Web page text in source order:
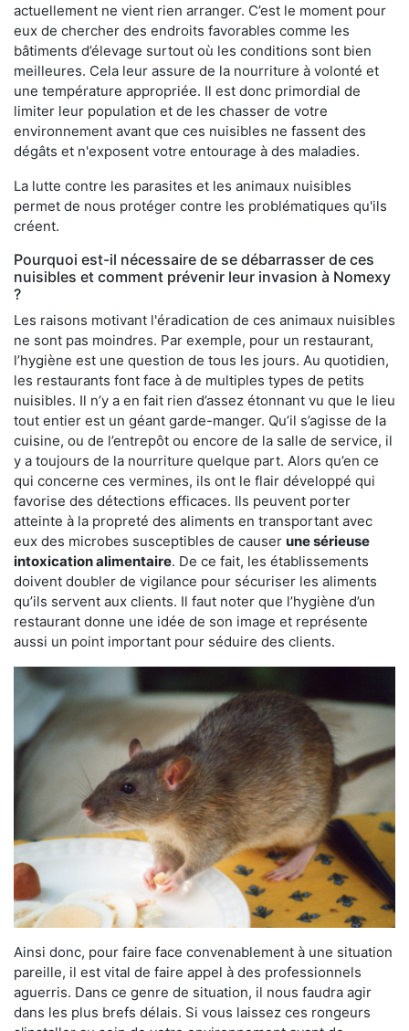
actuellement ne vient rien arranger. C’est le moment pour
eux de chercher des endroits favorables comme les
bâtiments d’élevage surtout où les conditions sont bien
meilleures. Cela leur assure de la nourriture à volonté et
une température appropriée. Il est donc primordial de
limiter leur population et de les chasser de votre
environnement avant que ces nuisibles ne fassent des
dégâts et n'exposent votre entourage à des maladies.
La lutte contre les parasites et les animaux nuisibles
permet de nous protéger contre les problématiques qu'ils
créent.
Pourquoi est-il nécessaire de se débarrasser de ces
nuisibles et comment prévenir leur invasion à Nomexy
?
Les raisons motivant l'éradication de ces animaux nuisibles
ne sont pas moindres. Par exemple, pour un restaurant,
l’hygiène est une question de tous les jours. Au quotidien,
les restaurants font face à de multiples types de petits
nuisibles. Il n’y a en fait rien d’assez étonnant vu que le lieu
tout entier est un géant garde-manger. Qu’il s’agisse de la
cuisine, ou de l’entrepôt ou encore de la salle de service, il
y a toujours de la nourriture quelque part. Alors qu’en ce
qui concerne ces vermines, ils ont le flair développé qui
favorise des détections efficaces. Ils peuvent porter
atteinte à la propreté des aliments en transportant avec
eux des microbes susceptibles de causer une sérieuse
intoxication alimentaire. De ce fait, les établissements
doivent doubler de vigilance pour sécuriser les aliments
qu’ils servent aux clients. Il faut noter que l’hygiène d’un
restaurant donne une idée de son image et représente
aussi un point important pour séduire des clients.
Ainsi donc, pour faire face convenablement à une situation
pareille, il est vital de faire appel à des professionnels
aguerris. Dans ce genre de situation, il nous faudra agir
dans les plus brefs délais. Si vous laissez ces rongeurs